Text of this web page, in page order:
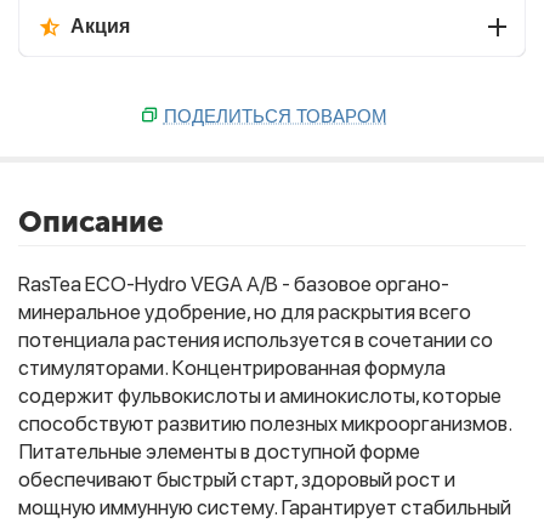
Акция
ПОДЕЛИТЬСЯ ТОВАРОМ
Описание
RasTea ECO-Hydro VEGA A/B - базовое органо-
минеральное удобрение, но для раскрытия всего
потенциала растения используется в сочетании со
стимуляторами. Концентрированная формула
содержит фульвокислоты и аминокислоты, которые
способствуют развитию полезных микроорганизмов.
Питательные элементы в доступной форме
обеспечивают быстрый старт, здоровый рост и
мощную иммунную систему. Гарантирует стабильный